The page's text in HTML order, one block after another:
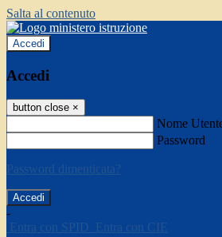
Salta al contenuto
Accedi
Accedi
button close ×
Nome
Password
Password dimenticata?
-
Entra con SPID
Entra con CIE